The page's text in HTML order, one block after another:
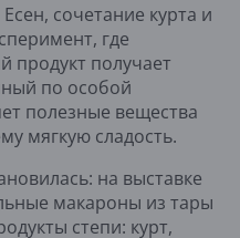
сочетание курта и
где
получает
по особой
полезные вещества
мягкую сладость.
на выставке
макароны из тары
степи: курт,